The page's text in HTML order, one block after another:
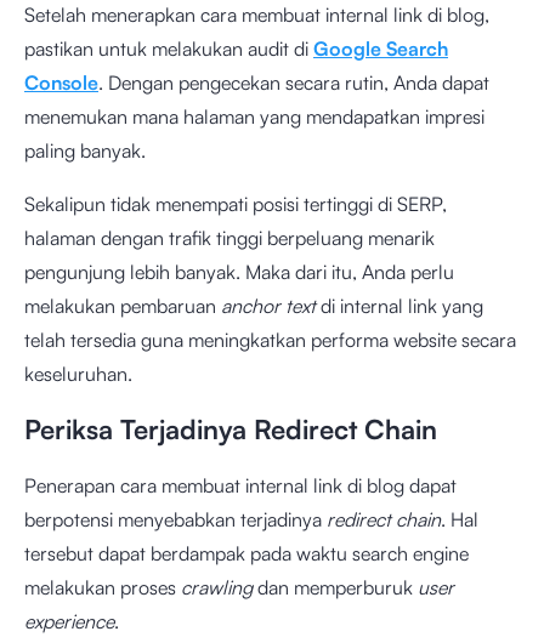
Setelah menerapkan cara membuat internal link di blog,
pastikan untuk melakukan audit di Google Search
Console. Dengan pengecekan secara rutin, Anda dapat
menemukan mana halaman yang mendapatkan impresi
paling banyak.
Sekalipun tidak menempati posisi tertinggi di SERP,
halaman dengan trafik tinggi berpeluang menarik
pengunjung lebih banyak. Maka dari itu, Anda perlu
melakukan pembaruan anchor textdi internal link yang
telah tersedia guna meningkatkan performa website secara
keseluruhan.
Periksa Terjadinya Redirect Chain
Penerapan cara membuat internal link di blog dapat
berpotensi menyebabkan terjadinya redirect chain. Hal
tersebut dapat berdampak pada waktu search engine
melakukan proses crawlingdan memperburuk user
experience.